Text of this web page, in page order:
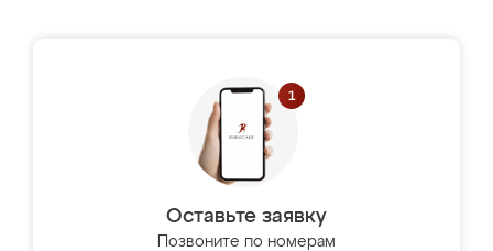
Оставьте заявку
Позвоните по номерам